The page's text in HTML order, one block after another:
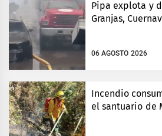
Pipa explota y
Granjas,
06 AGOSTO 2026
Incendio
el santuario de